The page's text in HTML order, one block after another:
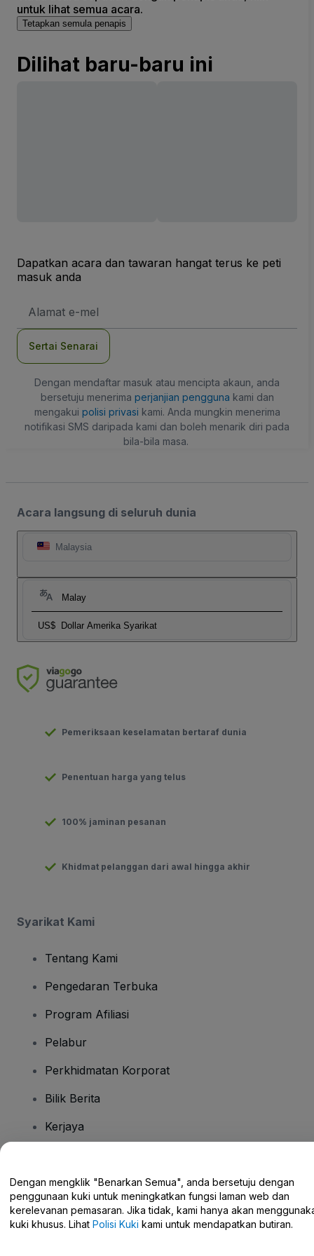
untuk lihat semua acara.
Tetapkan semula penapis
Dilihat baru-baru ini
Dapatkan acara dan tawaran hangat terus ke peti
masuk anda
E-
Sertai Senarai
Dengan mendaftar masuk atau mencipta akaun, anda
bersetuju menerima perjanjian pengguna kami dan
mengakui polisi privasi kami. Anda mungkin menerima
notifikasi SMS daripada kami dan boleh menarik diri pada
bila-bila masa.
Acara langsung di seluruh dunia
Malaysia
Malay
US$ Dollar Amerika Syarikat
Pemeriksaan keselamatan bertaraf dunia
Penentuan harga yang telus
100% jaminan pesanan
Khidmat pelanggan dari awal hingga akhir
Syarikat Kami
Tentang Kami
Pengedaran Terbuka
Program Afiliasi
Pelabur
Perkhidmatan Korporat
Bilik Berita
Kerjaya
Pusat Bantuan / Hubungi Kami
Dengan mengklik "Benarkan Semua", anda bersetuju dengan
penggunaan kuki untuk meningkatkan fungsi laman web dan
kerelevanan pemasaran. Jika tidak, kami hanya akan
kuki khusus. Lihat Polisi Kuki kami untuk mendapatkan butiran.